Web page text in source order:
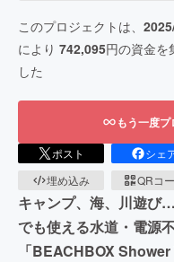
このプロジェクトは、
により 742,095円の資金を
した
もう一度
ポスト シェ
埋め込み
QRコ
キャンプ、海、川遊び
でも使える水道・電源
「BEACHBOX